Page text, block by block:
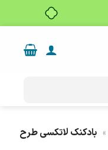
» بادکنک لاتکسی طرح